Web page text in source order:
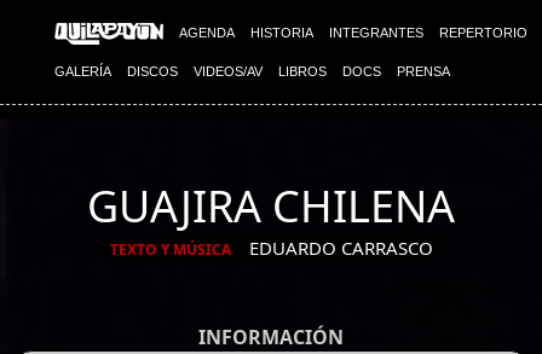
AGENDA HISTORIA INTEGRANTES REPERTORIO
GALERÍA DISCOS VIDEOS/AV LIBROS DOCS PRENSA
GUAJIRA CHILENA
TEXTO Y MÚSICA EDUARDO CARRASCO
INFORMACIÓN